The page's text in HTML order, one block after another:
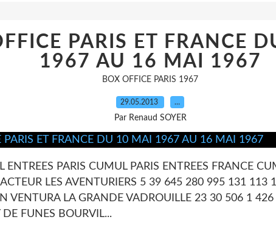
PARIS ET FRANCE
1967 AU 16 MAI 1967
BOX OFFICE PARIS 1967
29.05.2013 …
Par Renaud SOYER
ENTREES PARIS CUMUL PARIS ENTREES FRANCE
ACTEUR LES AVENTURIERS 5 39 645 280 995 131 113
VENTURA LA GRANDE VADROUILLE 23 30 506 1
FUNES BOURVIL...